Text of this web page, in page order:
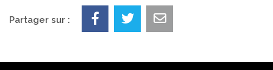
Partager sur :